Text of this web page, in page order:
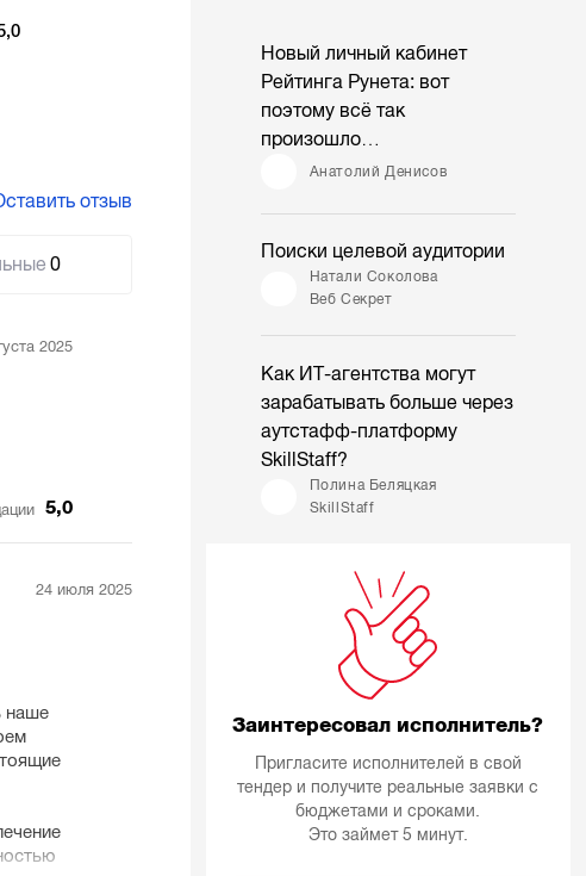
отзыв
0
2025
5,0
24 июля 2025
наше
Новый личный кабинет
Рейтинга Рунета: вот
поэтому всё так
произошло…
Анатолий Денисов
Поиски целевой аудитории
Натали Соколова
Веб Секрет
Как ИТ-агентства могут
зарабатывать больше через
аутстафф-платформу
SkillStaff?
Полина Беляцкая
SkillStaff
Заинтересовал исполнитель?
Пригласите исполнителей в свой
тендер и получите реальные заявки с
бюджетами и сроками.
Это займет 5 минут.